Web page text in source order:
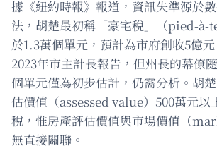
據《紐約時報》報道，資訊失準源於
法，胡楚最初稱「豪宅稅」（pied-à-
於1.3萬個單元，預計為市府創收5億
2023年市主計長報告，但州長的幕僚
個單元僅為初步估計，仍需分析。胡
估價值（assessed value）500萬元以
稅，惟房產評估價值與市場價值（
無直接關聯。